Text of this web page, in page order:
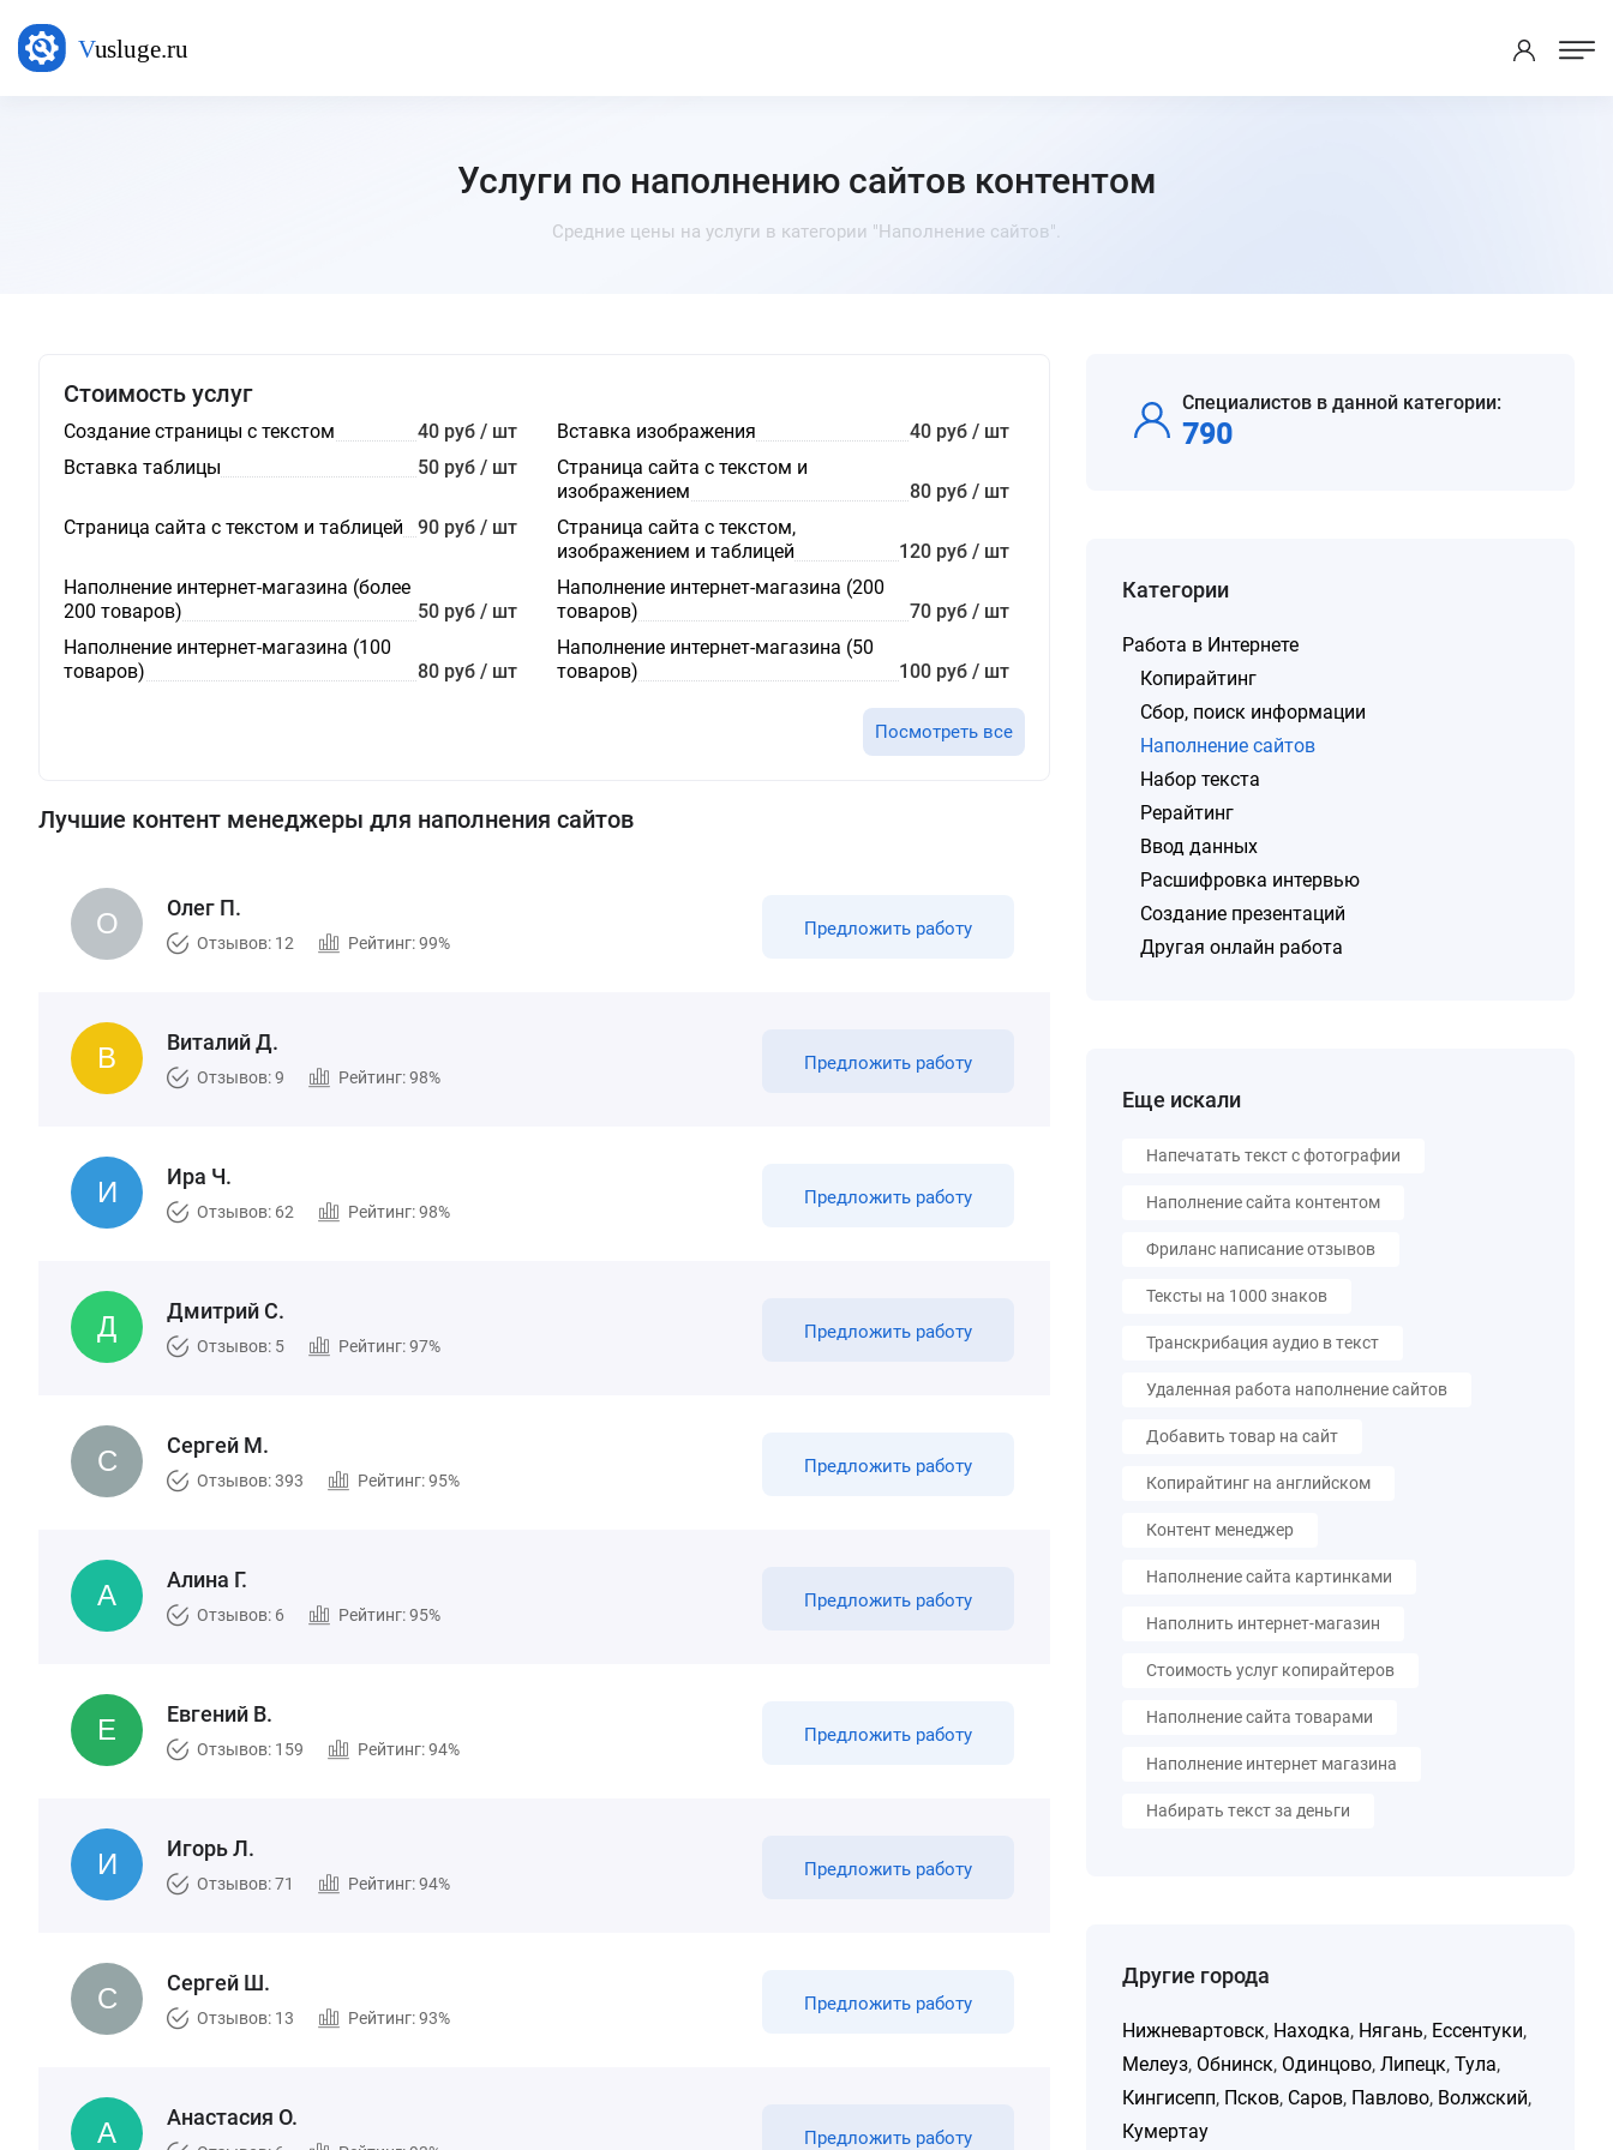
Услуги по наполнению сайтов контентом
Средние цены на услуги в категории "Наполнение сайтов".
Стоимость услуг
Создание страницы с текстом 40 руб / шт Вставка изображения
40 руб / шт
Вставка таблицы
50 руб / шт
Страница сайта с текстом и
изображением
80 руб / шт
Страница сайта с текстом и таблицей
90 руб / шт
Страница сайта с текстом,
изображением и таблицей
120 руб / шт
Наполнение интернет-магазина (более
200 товаров)
50 руб / шт
Наполнение интернет-магазина (200
товаров)
70 руб / шт
Наполнение интернет-магазина (100
товаров)
80 руб / шт
Наполнение интернет-магазина (50
товаров)
100 руб / шт
Посмотреть все
Лучшие контент менеджеры для наполнения сайтов
Олег П.
Отзывов: 12 Рейтинг: 99%
Предложить работу
Виталий Д.
Отзывов: 9 Рейтинг: 98%
Предложить работу
Ира Ч.
Отзывов: 62 Рейтинг: 98%
Предложить работу
Дмитрий С.
Отзывов: 5 Рейтинг: 97%
Предложить работу
Сергей М.
Отзывов: 393 Рейтинг: 95%
Предложить работу
Алина Г.
Отзывов: 6 Рейтинг: 95%
Предложить работу
Евгений В.
Отзывов: 159 Рейтинг: 94%
Предложить работу
Игорь Л.
Отзывов: 71 Рейтинг: 94%
Предложить работу
Сергей Ш.
Отзывов: 13 Рейтинг: 93%
Предложить работу
Анастасия О.
Предложить работу
Специалистов в данной категории:
790
Категории
Работа в Интернете
Копирайтинг
Сбор, поиск информации
Наполнение сайтов
Набор текста
Рерайтинг
Ввод данных
Расшифровка интервью
Создание презентаций
Другая онлайн работа
Еще искали
Напечатать текст с фотографии
Наполнение сайта контентом
Фриланс написание отзывов
Тексты на 1000 знаков
Транскрибация аудио в текст
Удаленная работа наполнение сайтов
Добавить товар на сайт
Копирайтинг на английском
Контент менеджер
Наполнение сайта картинками
Наполнить интернет-магазин
Стоимость услуг копирайтеров
Наполнение сайта товарами
Наполнение интернет магазина
Набирать текст за деньги
Другие города
Нижневартовск, Находка, Нягань, Ессентуки,
Мелеуз, Обнинск, Одинцово,Липецк,Тула,
Кингисепп, Псков, Саров, Павлово, Волжский,
Кумертау